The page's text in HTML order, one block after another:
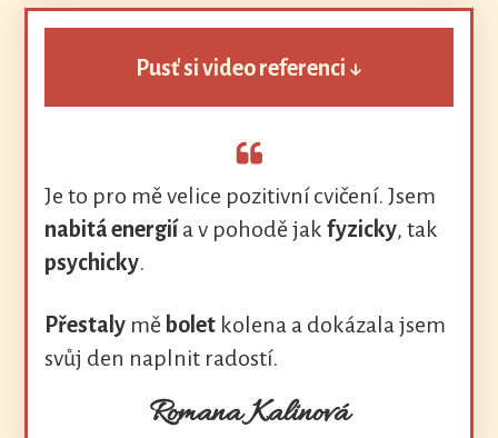
Pusť si video referenci ↓
Je to pro mě velice pozitivní cvičení. Jsem
nabitá energiía v pohodě jakfyzicky, tak
psychicky.
Přestaly mě bolet kolena a dokázala jsem
svůj den naplnit radostí.
Romana Kalinová